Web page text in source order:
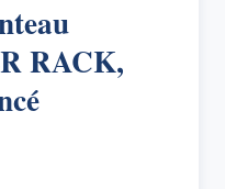
RACK,